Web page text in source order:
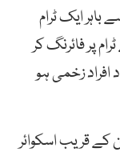
ایک ٹرام
پر فائرنگ کر
متعدد افراد زخمی ہو
کے قریب اسکوائر